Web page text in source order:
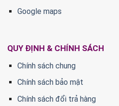
Google maps
QUY ĐỊNH & CHÍNH SÁCH
Chính sách chung
Chính sách bảo mật
Chính sách đổi trả hàng